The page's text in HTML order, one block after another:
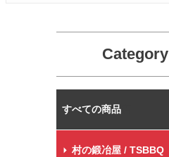
Category
村の鍛冶屋本店
村の鍛冶屋 / TSBBQ